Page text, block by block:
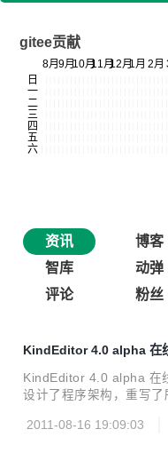
gitee贡献
资讯 博客
智库
动弹
评论
粉丝
KindEditor 4.0 alpha 在
KindEditor 4.0 alpha 在
设计了程序架构，重写了
似jQuery）。体积方面
2011-08-16 19:09:03